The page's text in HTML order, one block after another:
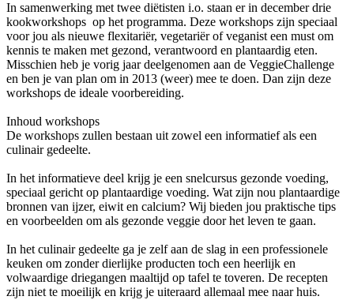
In samenwerking met twee diëtisten i.o. staan er in december drie
kookworkshops op het programma. Deze workshops zijn speciaal
voor jou als nieuwe flexitariër, vegetariër of veganist een must om
kennis te maken met gezond, verantwoord en plantaardig eten.
Misschien heb je vorig jaar deelgenomen aan de VeggieChallenge
en ben je van plan om in 2013 (weer) mee te doen. Dan zijn deze
workshops de ideale voorbereiding.
Inhoud workshops
De workshops zullen bestaan uit zowel een informatief als een
culinair gedeelte.
In het informatieve deel krijg je een snelcursus gezonde voeding,
speciaal gericht op plantaardige voeding. Wat zijn nou plantaardige
bronnen van ijzer, eiwit en calcium? Wij bieden jou praktische tips
en voorbeelden om als gezonde veggie door het leven te gaan.
In het culinair gedeelte ga je zelf aan de slag in een professionele
keuken om zonder dierlijke producten toch een heerlijk en
volwaardige driegangen maaltijd op tafel te toveren. De recepten
zijn niet te moeilijk en krijg je uiteraard allemaal mee naar huis.